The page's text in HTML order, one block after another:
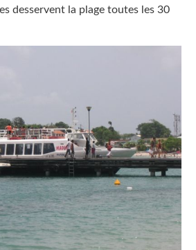
desservent la plage toutes les 30